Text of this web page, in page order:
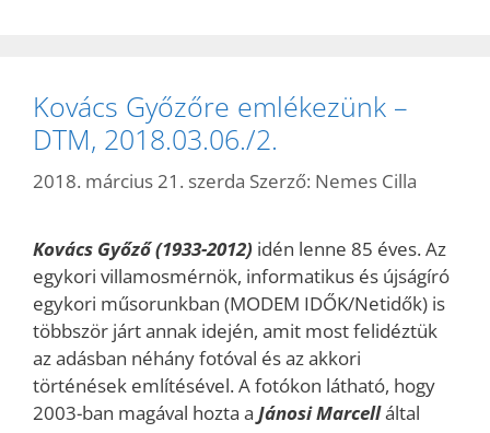
Kovács Győzőre emlékezünk –
DTM, 2018.03.06./2.
2018. március 21. szerda Szerző: Nemes Cilla
Kovács Győző (1933-2012) idén lenne 85 éves. Az
egykori villamosmérnök, informatikus és újságíró
egykori műsorunkban (MODEM IDŐK/Netidők) is
többször járt annak idején, amit most felidéztük
az adásban néhány fotóval és az akkori
történések említésével. A fotókon látható, hogy
2003-ban magával hozta a Jánosi Marcelláltal